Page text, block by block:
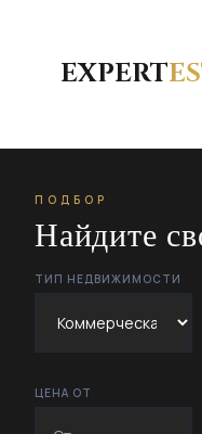
EXPERT
ПОДБОР
Найдите
ТИП НЕДВИЖИМОСТИ
ЦЕНА ОТ